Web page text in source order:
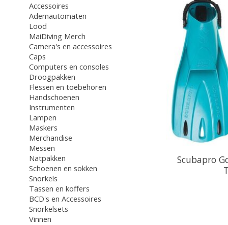
Accessoires
Ademautomaten
Lood
MaiDiving Merch
Camera's en accessoires
Caps
Computers en consoles
Droogpakken
Flessen en toebehoren
Handschoenen
Instrumenten
Lampen
Maskers
Merchandise
Messen
Natpakken
Schoenen en sokken
Snorkels
Tassen en koffers
BCD's en Accessoires
Snorkelsets
Vinnen
Scubapro